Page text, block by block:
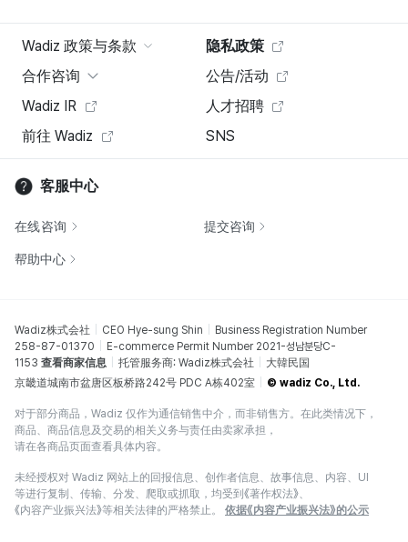
Wadiz 政策与条款
隐私政策
合作咨询
公告/活动
Wadiz IR
人才招聘
前往 Wadiz
SNS
客服中心
在线咨询 提交咨询
帮助中心
Wadiz株式会社 CEO Hye-sung Shin
Business Registration Number
258-87-01370
E-commerce Permit Number 2021-성남분당C-
1153 查看商家信息 托管服务商: Wadiz株式会社
大韓民国
京畿道城南市盆唐区板桥路242号 PDC A栋402室
© wadiz Co., Ltd.
对于部分商品，Wadiz 仅作为通信销售中介，而非销售方。在此类情况下，
商品、商品信息及交易的相关义务与责任由卖家承担，
请在各商品页面查看具体内容。
未经授权对 Wadiz 网站上的回报信息、创作者信息、故事信息、内容、UI
等进行复制、传输、分发、爬取或抓取，均受到《著作权法》、
《内容产业振兴法》等相关法律的严格禁止。
依据《内容产业振兴法》的公示